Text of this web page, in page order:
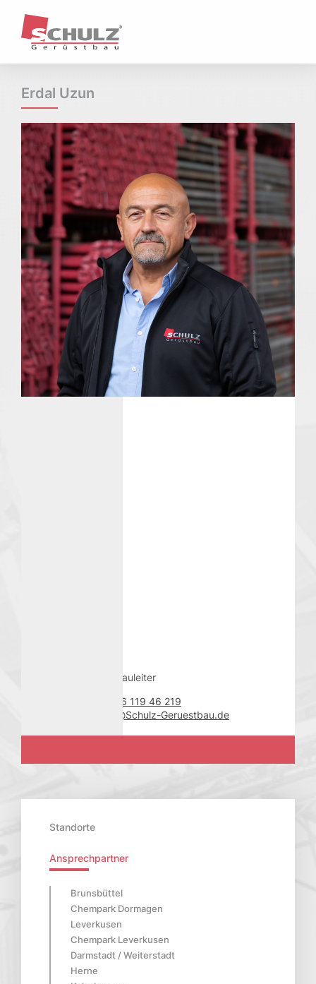
Unternehmen
Profil / Historie
Kernkompetenzen & Geschäftsfelder
Referenzen
Aktuelles
Leistungen
Arbeits- und Schutzgerüste
Hängegerüste
Treppentürme / Treppenübergänge
Fassadengerüste
Wetterschutz
Raumgerüste
Sonderkonstruktionen
Qualität & Sicherheit
Qualität
Sicherheit
Gesundheit
Umwelt
QSGU-Ziele
Erdal Uzun
Stellvertretender Bauleiter
+49 (0) 176 119 46 219
Erdal.Uzun@Schulz-Geruestbau.de
Standorte
Ansprechpartner
Brunsbüttel
Chempark Dormagen
Leverkusen
Chempark Leverkusen
Darmstadt / Weiterstadt
Herne